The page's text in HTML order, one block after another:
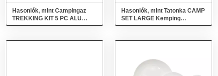
Hasonlók, mint Campingaz
TREKKING KIT 5 PC ALU
Kemping edénykészlet, ezüst,
Hasonlók, mint Tatonka CAMP
SET LARGE Kemping
edénykészlet, ezüst, méret